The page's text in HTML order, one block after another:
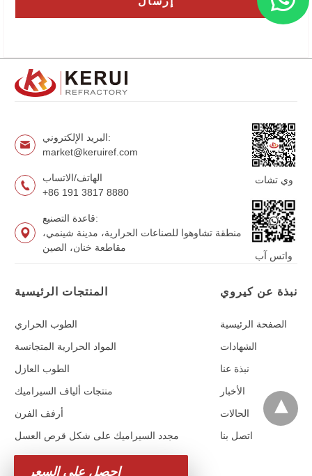
البريد الإلكتروني:
market@keruiref.com
الهاتف/الاتساب
+86 191 3817 8880
قاعدة التصنيع:
منطقة تشاوهوا للصناعات الحرارية، مدينة شينمي،
مقاطعة خنان، الصين
وي تشات
واتس آب
المنتجات الرئيسية
الطوب الحراري
المواد الحرارية المتجانسة
الطوب العازل
منتجات ألياف السيراميك
أرفف الفرن
مجدد السيراميك على شكل قرص العسل
نبذة عن كيروي
الصفحة الرئيسية
الشهادات
نبذة عنا
الأخبار
الحالات
اتصل بنا
احصل على السعر